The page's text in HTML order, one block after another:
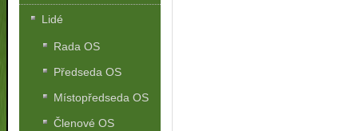
Lidé
Rada OS
Předseda OS
Místopředseda OS
Členové OS